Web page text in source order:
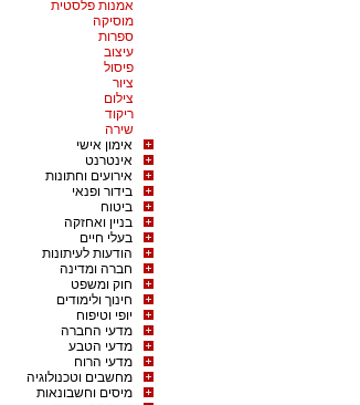
אמנות פלסטית
מוסיקה
ספרות
עיצוב
פיסול
ציור
צילום
ריקוד
שירה
אימון אישי
אינטרנט
אירועים וחתונות
בידור ופנאי
ביטוח
בניין ואחזקה
בעלי חיים
הודעות לעיתונות
חברה ומדינה
חוק ומשפט
חינוך ולימודים
יופי וטיפוח
מדעי החברה
מדעי הטבע
מדעי הרוח
מחשבים וטכנולוגיה
מיסים וחשבונאות